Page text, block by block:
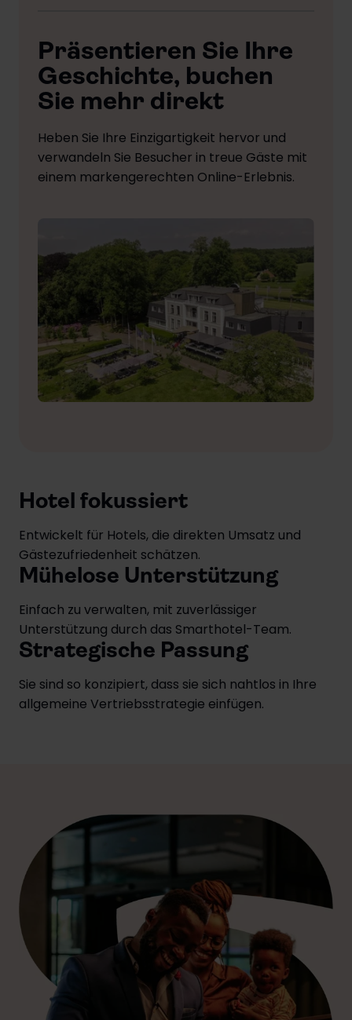
Präsentieren Sie Ihre
Geschichte, buchen
Sie mehr direkt
Heben Sie Ihre Einzigartigkeit hervor und
verwandeln Sie Besucher in treue Gäste mit
einem markengerechten Online-Erlebnis.
Hotel fokussiert
Entwickelt für Hotels, die direkten Umsatz und
Gästezufriedenheit schätzen.
Mühelose Unterstützung
Einfach zu verwalten, mit zuverlässiger
Unterstützung durch das Smarthotel-Team.
Strategische Passung
Sie sind so konzipiert, dass sie sich nahtlos in Ihre
allgemeine Vertriebsstrategie einfügen.